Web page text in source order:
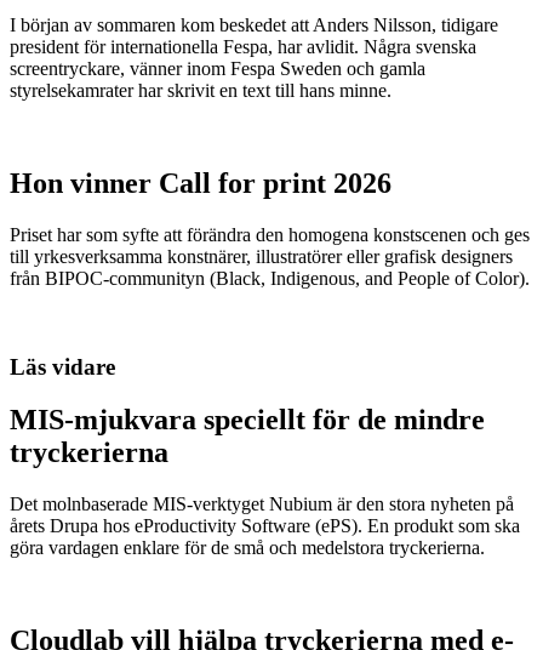
I början av sommaren kom beskedet att Anders Nilsson, tidigare
president för internationella Fespa, har avlidit. Några svenska
screentryckare, vänner inom Fespa Sweden och gamla
styrelsekamrater har skrivit en text till hans minne.
Hon vinner Call for print 2026
Priset har som syfte att förändra den homogena konstscenen och ges
till yrkesverksamma konstnärer, illustratörer eller grafisk designers
från BIPOC-communityn (Black, Indigenous, and People of Color).
Läs vidare
MIS-mjukvara speciellt för de mindre
tryckerierna
Det molnbaserade MIS-verktyget Nubium är den stora nyheten på
årets Drupa hos eProductivity Software (ePS). En produkt som ska
göra vardagen enklare för de små och medelstora tryckerierna.
Cloudlab vill hjälpa tryckerierna med e-